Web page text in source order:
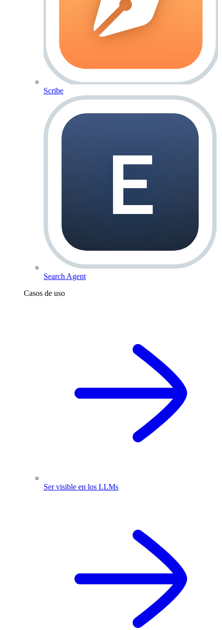
Scribe
Search Agent
Casos de uso
Ser visible en los LLMs